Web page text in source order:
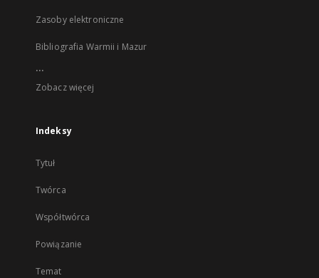
Zasoby elektroniczne
Bibliografia Warmii i Mazur
...
Zobacz więcej
Indeksy
Tytuł
Twórca
Współtwórca
Powiązanie
Temat